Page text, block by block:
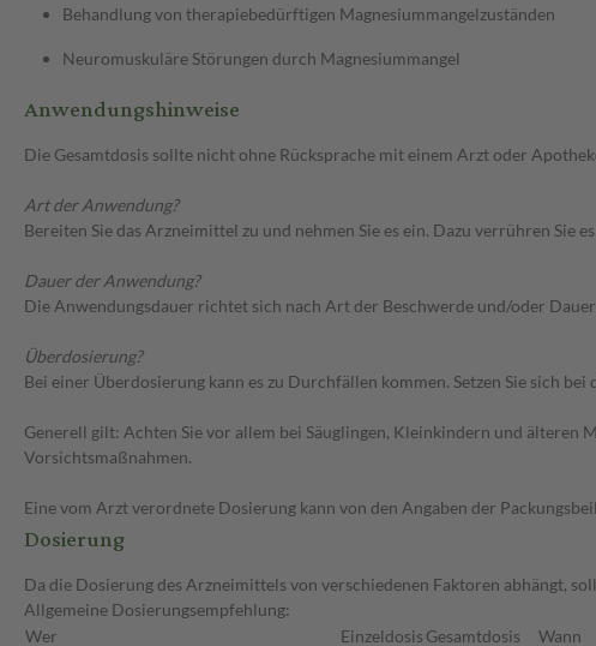
Behandlung von therapiebedürftigen Magnesiummangelzuständen
Neuromuskuläre Störungen durch Magnesiummangel
Anwendungshinweise
Die Gesamtdosis sollte nicht ohne Rücksprache mit einem Arzt oder
Art der Anwendung?
Bereiten Sie das Arzneimittel zu und nehmen Sie es ein. Dazu verrühren Sie
Dauer der Anwendung?
Die Anwendungsdauer richtet sich nach Art der Beschwerde und/oder
Überdosierung?
Bei einer Überdosierung kann es zu Durchfällen kommen. Setzen Sie sich
Generell gilt: Achten Sie vor allem bei Säuglingen, Kleinkindern und älteren
Vorsichtsmaßnahmen.
Eine vom Arzt verordnete Dosierung kann von den Angaben der
Dosierung
Da die Dosierung des Arzneimittels von verschiedenen Faktoren abhängt,
Allgemeine Dosierungsempfehlung:
Wer
Einzeldosis Gesamtdosis
Wann